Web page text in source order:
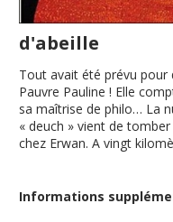
d'abeille
Tout avait été prévu pour
Pauvre Pauline ! Elle
sa maîtrise de philo… La
« deuch » vient de
chez Erwan. A vingt
Informations